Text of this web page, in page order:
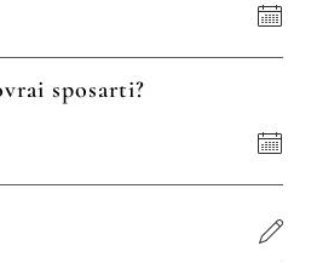
sposarti?